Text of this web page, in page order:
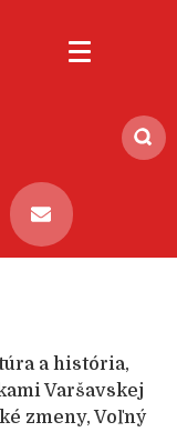
a história,
Varšavskej
zmeny,Voľný